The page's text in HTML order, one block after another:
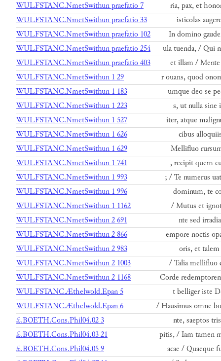
WULFSTANC.NmetSwithun praefatio 7
ria, pax, et
WULFSTANC.NmetSwithun praefatio 33
isticolas
WULFSTANC.NmetSwithun praefatio 102
In domino
WULFSTANC.NmetSwithun praefatio 254
ula tuenda, / Qui
WULFSTANC.NmetSwithun praefatio 403
et illam /
WULFSTANC.NmetSwithun 1 29
r ouans, quod
WULFSTANC.NmetSwithun 1 183
umque deo se
WULFSTANC.NmetSwithun 1 223
s, ut nulla
WULFSTANC.NmetSwithun 1 527
iter, atque
WULFSTANC.NmetSwithun 1 626
cibus
WULFSTANC.NmetSwithun 1 629
Mellifluo
WULFSTANC.NmetSwithun 1 741
, recipit quem
WULFSTANC.NmetSwithun 1 993
; / Te numerus
WULFSTANC.NmetSwithun 1 996
dominum, te
WULFSTANC.NmetSwithun 1 1162
/ Mutus et
WULFSTANC.NmetSwithun 2 691
nte sed
WULFSTANC.NmetSwithun 2 866
empore noctis
WULFSTANC.NmetSwithun 2 983
oris, et
WULFSTANC.NmetSwithun 2 1003
/ Talia mellifluo
WULFSTANC.NmetSwithun 2 1168
Corde
WULFSTANC.Æthelwold.Epan 5
t belliger iste
WULFSTANC.Æthelwold.Epan 6
/ Hausimus omne
£.BOETH.Cons.Phil04.02 3
nte, saeptos
£.BOETH.Cons.Phil04.03 21
pitis, / Iam tamen
£.BOETH.Cons.Phil04.05 9
acae / Quaeque